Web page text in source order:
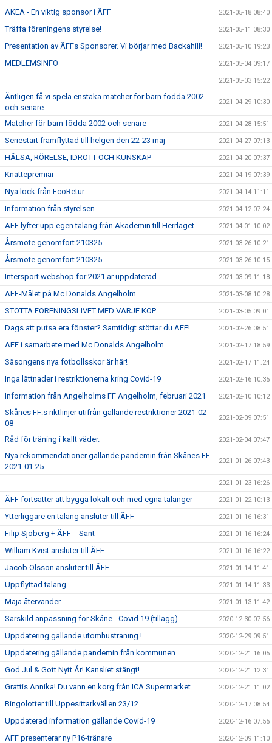
AKEA - En viktig sponsor i ÄFF 2021-05-18 08:40
Träffa föreningens styrelse! 2021-05-11 08:30
Presentation av ÄFFs Sponsorer. Vi börjar med Backahill! 2021-05-10 19:23
MEDLEMSINFO 2021-05-04 09:17
2021-05-03 15:22
Äntligen få vi spela enstaka matcher för barn födda 2002
och senare
2021-04-29 10:30
Matcher för barn födda 2002 och senare 2021-04-28 15:51
Seriestart framflyttad till helgen den 22-23 maj 2021-04-27 07:13
HÄLSA, RÖRELSE, IDROTT OCH KUNSKAP 2021-04-20 07:37
Knattepremiär 2021-04-19 07:39
Nya lock från EcoRetur 2021-04-14 11:11
Information från styrelsen 2021-04-12 07:24
ÄFF lyfter upp egen talang från Akademin till Herrlaget 2021-04-01 10:02
Årsmöte genomfört 210325 2021-03-26 10:21
Årsmöte genomfört 210325 2021-03-26 10:15
Intersport webshop för 2021 är uppdaterad 2021-03-09 11:18
ÄFF-Målet på Mc Donalds Ängelholm 2021-03-08 10:28
STÖTTA FÖRENINGSLIVET MED VARJE KÖP 2021-03-05 09:01
Dags att putsa era fönster? Samtidigt stöttar du ÄFF! 2021-02-26 08:51
ÄFF i samarbete med Mc Donalds Ängelholm 2021-02-17 18:59
Säsongens nya fotbollsskor är här! 2021-02-17 11:24
Inga lättnader i restriktionerna kring Covid-19 2021-02-16 10:35
Information från Ängelholms FF Ängelholm, februari 2021 2021-02-10 10:12
Skånes FF:s riktlinjer utifrån gällande restriktioner 2021-02-
08
2021-02-09 07:51
Råd för träning i kallt väder. 2021-02-04 07:47
Nya rekommendationer gällande pandemin från Skånes FF
2021-01-25
2021-01-26 07:43
2021-01-23 16:26
ÄFF fortsätter att bygga lokalt och med egna talanger 2021-01-22 10:13
Ytterliggare en talang ansluter till ÄFF 2021-01-16 16:31
Filip Sjöberg + ÄFF = Sant 2021-01-16 16:24
William Kvist ansluter till ÄFF 2021-01-16 16:22
Jacob Olsson ansluter till ÄFF 2021-01-14 11:41
Uppflyttad talang 2021-01-14 11:33
Maja återvänder. 2021-01-13 11:42
Särskild anpassning för Skåne - Covid 19 (tillägg) 2020-12-30 07:56
Uppdatering gällande utomhusträning ! 2020-12-29 09:51
Uppdatering gällande pandemin från kommunen 2020-12-21 16:05
God Jul & Gott Nytt År! Kansliet stängt! 2020-12-21 12:31
Grattis Annika! Du vann en korg från ICA Supermarket. 2020-12-21 11:02
Bingolotter till Uppesittarkvällen 23/12 2020-12-17 08:54
Uppdaterad information gällande Covid-19 2020-12-16 07:55
ÄFF presenterar ny P16-tränare 2020-12-09 11:10